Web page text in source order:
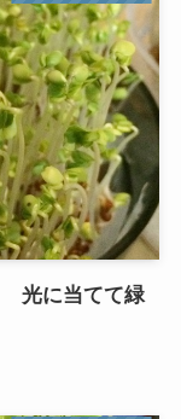
光に当てて緑